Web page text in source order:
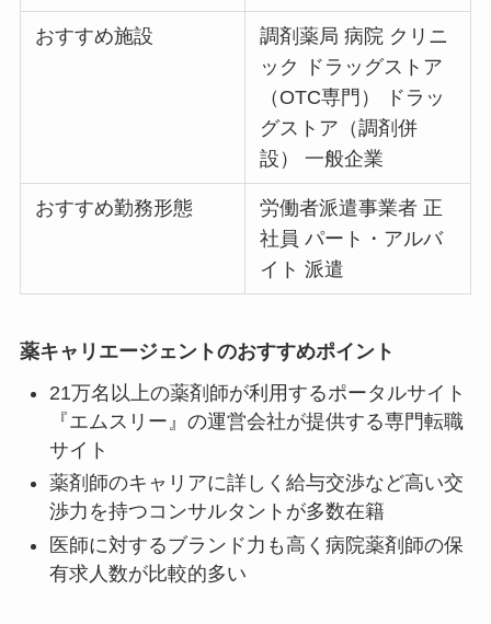
おすすめ施設
調剤薬局 病院 クリニ
ック ドラッグストア
（OTC専門） ドラッ
グストア（調剤併
設） 一般企業
おすすめ勤務形態
労働者派遣事業者 正
社員 パート・アルバ
イト 派遣
薬キャリエージェントのおすすめポイント
21万名以上の薬剤師が利用するポータルサイト
『エムスリー』の運営会社が提供する専門転職
サイト
薬剤師のキャリアに詳しく給与交渉など高い交
渉力を持つコンサルタントが多数在籍
医師に対するブランド力も高く病院薬剤師の保
有求人数が比較的多い